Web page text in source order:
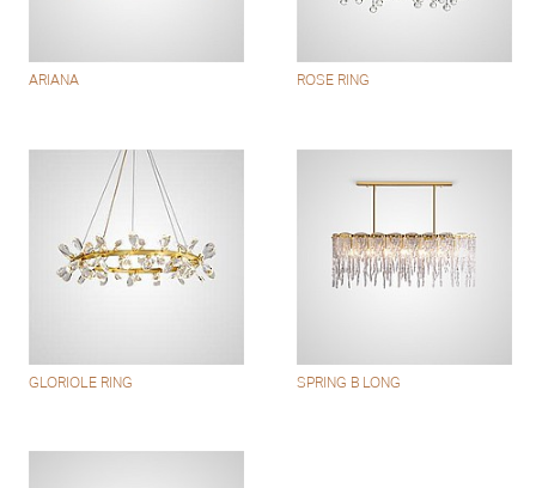
ARIANA ROSE RING
GLORIOLE RING SPRING B LONG